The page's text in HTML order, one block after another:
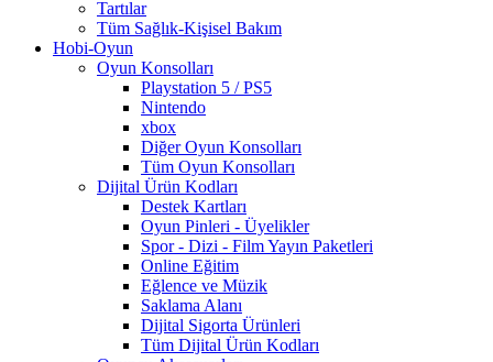
Tartılar
Tüm Sağlık-Kişisel Bakım
Hobi-Oyun
Oyun Konsolları
Playstation 5 / PS5
Nintendo
xbox
Diğer Oyun Konsolları
Tüm Oyun Konsolları
Dijital Ürün Kodları
Destek Kartları
Oyun Pinleri - Üyelikler
Spor - Dizi - Film Yayın Paketleri
Online Eğitim
Eğlence ve Müzik
Saklama Alanı
Dijital Sigorta Ürünleri
Tüm Dijital Ürün Kodları